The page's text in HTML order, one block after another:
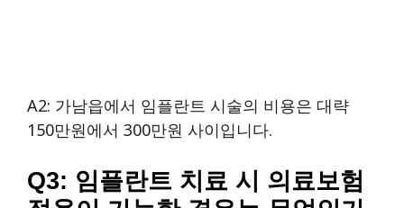
A2: 가남읍에서 임플란트 시술의 비용은 대략
150만원에서 300만원 사이입니다.
Q3: 임플란트 치료 시 의료보험